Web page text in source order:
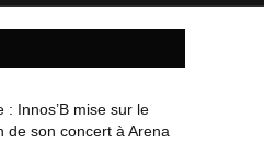
: Innos’B mise sur le
de son concert à Arena